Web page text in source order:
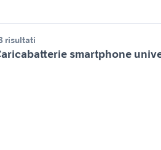
risultati
smartphone